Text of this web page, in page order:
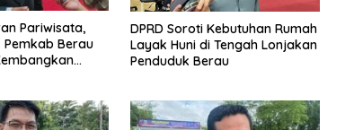
Pariwisata,
Pemkab Berau
DPRD Soroti Kebutuhan Rumah
Layak Huni di Tengah Lonjakan
Penduduk Berau